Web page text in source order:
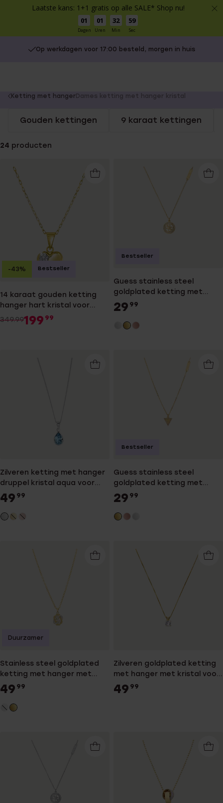
Laatste kans: 1+1 gratis op alle SALE* Shop nu!
01
Dagen
01
Uren
32
Min
58
Sec
Op werkdagen voor 17:00 besteld, morgen in huis
You
here:
Ketting met hangerDames ketting met hanger kristal
Gouden kettingen 9 karaat kettingen
24 producten
14 karaat gouden ketting
hanger hart kristal voor
dames
349.99199 99
-43% Bestseller
Guess stainless steel
goldplated ketting met
hanger met kristal voor
dames
29 99
Bestseller
Zilveren ketting met hanger
druppel kristal aqua voor
dames
49 99
Guess stainless steel
goldplated ketting met
hanger triangle met kristal
voor dames
29 99
Bestseller
Stainless steel goldplated
ketting met hanger met
kristal voor dames
49 99
Duurzamer
Zilveren goldplated ketting
met hanger met kristal voor
dames
49 99